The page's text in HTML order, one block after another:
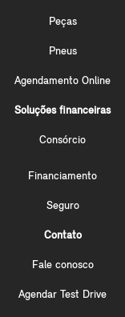
Peças
Pneus
Agendamento Online
Soluções financeiras
Consórcio
Financiamento
Seguro
Contato
Fale conosco
Agendar Test Drive